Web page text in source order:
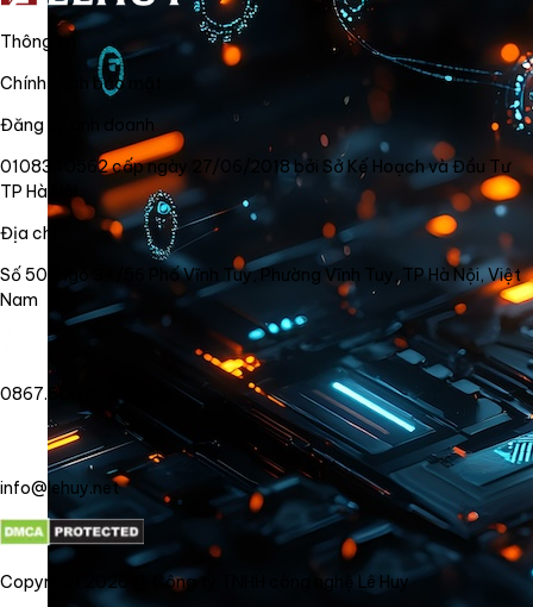
Thông tin
Chính sách bảo mật
Đăng ký kinh doanh
0108340562 cấp ngày 27/06/2018 bởi Sở Kế Hoạch và Đầu Tư
TP Hà Nội
Địa chỉ
Số 50, Ngõ 34/56 Phố Vĩnh Tuy, Phường Vĩnh Tuy, TP Hà Nội, Việt
Nam
0867.800.878
info@lehuy.net
Copyright 2026 @ Công ty TNHH công nghệ Lê Huy